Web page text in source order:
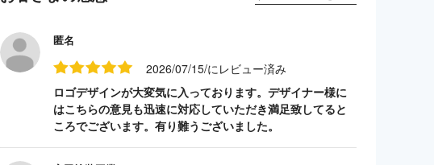
匿名
2026/07/15/にレビュー済み
ロゴデザインが大変気に入っております。デザイナー様に
はこちらの意見も迅速に対応していただき満足致してると
ころでございます。有り難うございました。